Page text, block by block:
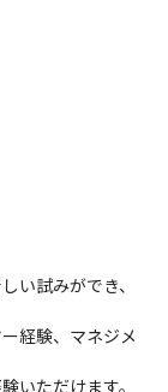
い試みができ、
経験、マネジメ
いただけます。